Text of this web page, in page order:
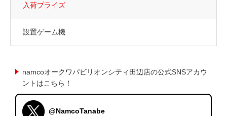
入荷プライズ
設置ゲーム機
namcoオークワパビリオンシティ田辺店の公式SNSアカウ
ントはこちら！
@NamcoTanabe